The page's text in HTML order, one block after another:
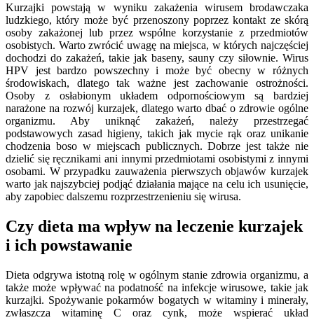
Kurzajki powstają w wyniku zakażenia wirusem brodawczaka
ludzkiego, który może być przenoszony poprzez kontakt ze skórą
osoby zakażonej lub przez wspólne korzystanie z przedmiotów
osobistych. Warto zwrócić uwagę na miejsca, w których najczęściej
dochodzi do zakażeń, takie jak baseny, sauny czy siłownie. Wirus
HPV jest bardzo powszechny i może być obecny w różnych
środowiskach, dlatego tak ważne jest zachowanie ostrożności.
Osoby z osłabionym układem odpornościowym są bardziej
narażone na rozwój kurzajek, dlatego warto dbać o zdrowie ogólne
organizmu. Aby uniknąć zakażeń, należy przestrzegać
podstawowych zasad higieny, takich jak mycie rąk oraz unikanie
chodzenia boso w miejscach publicznych. Dobrze jest także nie
dzielić się ręcznikami ani innymi przedmiotami osobistymi z innymi
osobami. W przypadku zauważenia pierwszych objawów kurzajek
warto jak najszybciej podjąć działania mające na celu ich usunięcie,
aby zapobiec dalszemu rozprzestrzenieniu się wirusa.
Czy dieta ma wpływ na leczenie kurzajek
i ich powstawanie
Dieta odgrywa istotną rolę w ogólnym stanie zdrowia organizmu, a
także może wpływać na podatność na infekcje wirusowe, takie jak
kurzajki. Spożywanie pokarmów bogatych w witaminy i minerały,
zwłaszcza witaminę C oraz cynk, może wspierać układ